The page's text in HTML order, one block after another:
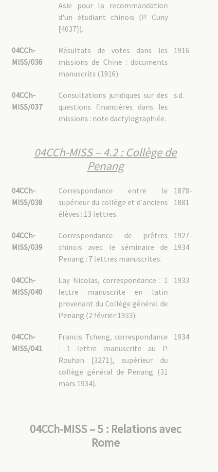
Asie pour la recommandation
d'un étudiant chinois (P. Cuny
[4037]).
04CCh-
MISS/036
1916
Résultats de votes dans les
missions de Chine : documents
manuscrits (1916).
04CCh-
MISS/037
s.d.
Consultations juridiques sur des
questions financières dans les
missions : note dactylographiée.
04CCh-MISS – 4.2 : Collège de
Penang
04CCh-
MISS/038
1878-
1881
Correspondance entre le
supérieur du collège et d'anciens
élèves : 13 lettres.
04CCh-
MISS/039
1927-
1934
Correspondance de prêtres
chinois avec le séminaire de
Penang : 7 lettres manuscrites.
04CCh-
MISS/040
1933
Lay Nicolas, correspondance : 1
lettre manuscrite en latin
provenant du Collège général de
Penang (2 février 1933).
04CCh-
MISS/041
1934
Francis Tcheng, correspondance
: 1 lettre manuscrite au P.
Rouhan [3271], supérieur du
collège général de Penang (31
mars 1934).
04CCh-MISS – 5 : Relations avec
Rome